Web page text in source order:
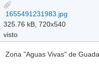
1655491231983.jpg
325.76 kB, 720x540
visto
Zona "Aguas Vivas" de